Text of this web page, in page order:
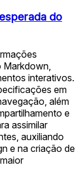
do
Markdown,
interativos.
em
além
e
assimilar
auxiliando
e na criação de